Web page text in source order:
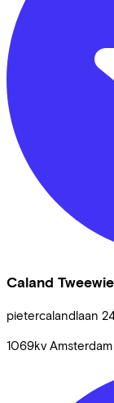
Caland
pietercalandlaan
1069kv Amsterdam